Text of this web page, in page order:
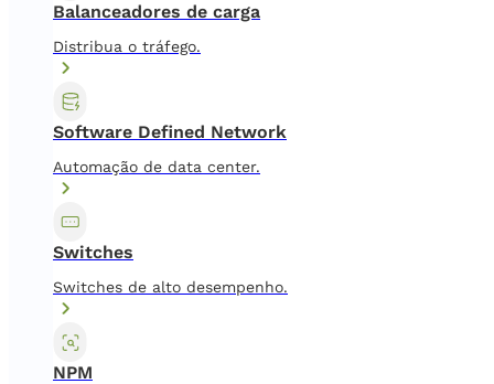
Balanceadores de carga
Distribua o tráfego.
Software Defined Network
Automação de data center.
Switches
Switches de alto desempenho.
NPM